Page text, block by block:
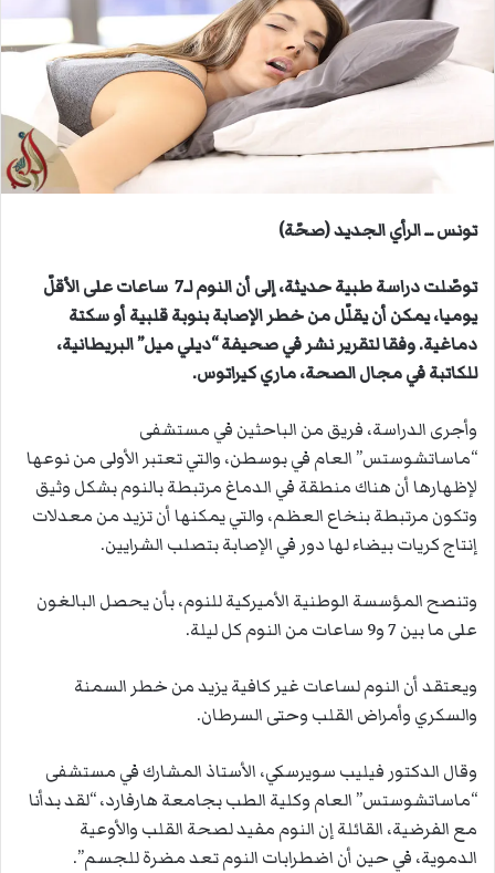
ي
د
ك
ت
ي
تونس ــ الرأي الجديد (صحّة)
توصّلت دراسة طبية حديثة، إلى أن النوم لـ7 ساعات على الأقلّ
يوميا، يمكن أن يقلّل من خطر الإصابة بنوبة قلبية أو سكتة
دماغية. وفقا لتقرير نشر في صحيفة “ديلي ميل” البريطانية،
للكاتبة في مجال الصحة، ماري كيراتوس.
وأجرى الدراسة، فريق من الباحثين في مستشفى
“ماساتشوستس” العام في بوسطن، والتي تعتبر الأولى من نوعها
لإظهارها أن هناك منطقة في الدماغ مرتبطة بالنوم بشكل وثيق
وتكون مرتبطة بنخاع العظم، والتي يمكنها أن تزيد من معدلات
إنتاج كريات بيضاء لها دور في الإصابة بتصلب الشرايين.
وتنصح المؤسسة الوطنية الأميركية للنوم، بأن يحصل البالغون
على ما بين 7 و9 ساعات من النوم كل ليلة.
ويعتقد أن النوم لساعات غير كافية يزيد من خطر السمنة
والسكري وأمراض القلب وحتى السرطان.
وقال الدكتور فيليب سويرسكي، الأستاذ المشارك في مستشفى
“ماساتشوستس” العام وكلية الطب بجامعة هارفارد، “لقد بدأنا
مع الفرضية، القائلة إن النوم مفيد لصحة القلب والأوعية
الدموية، في حين أن اضطرابات النوم تعد مضرة للجسم”.